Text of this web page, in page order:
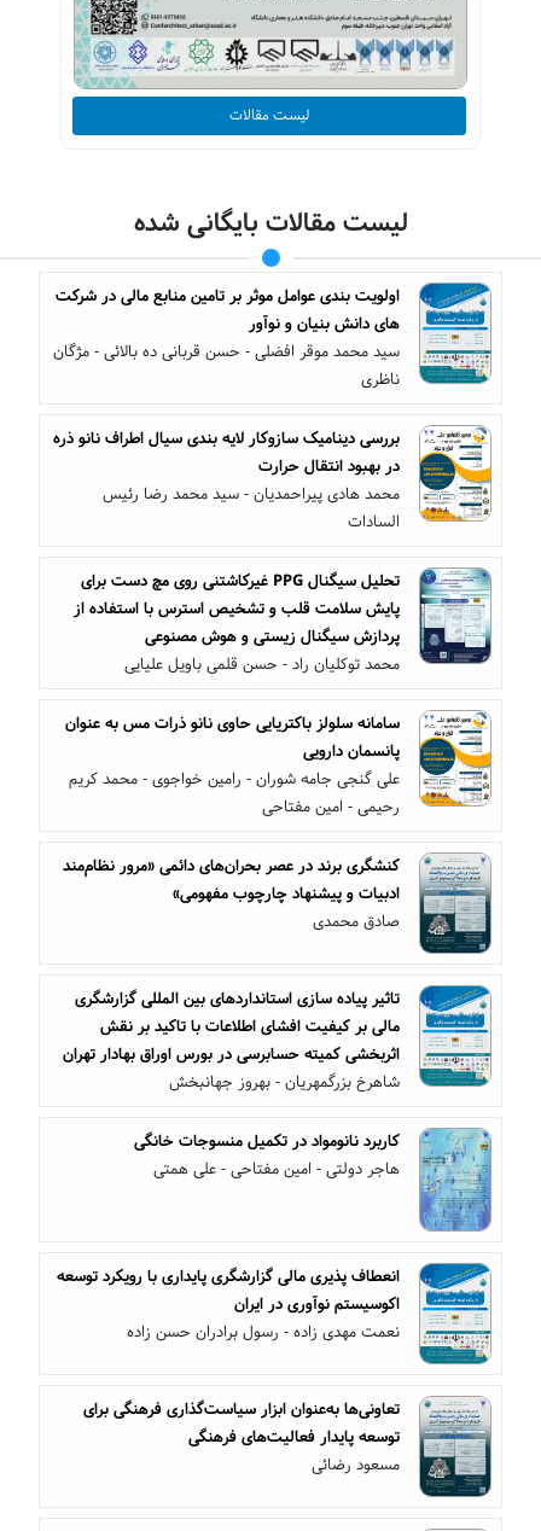
لیست مقالات
لیست مقالات بایگانی شده
اولویت بندی عوامل موثر بر تامین منابع مالی در شرکت
های دانش بنیان و نوآور
سید محمد موقر افضلی - حسن قربانی ده بالائی - مژگان
ناظری
بررسی دینامیک سازوکار لایه بندی سیال اطراف نانو ذره
در بهبود انتقال حرارت
محمد هادی پیراحمدیان - سید محمد رضا رئیس
السادات
تحلیل سیگنال PPG غیرکاشتنی روی مچ دست برای
پایش سلامت قلب و تشخیص استرس با استفاده از
پردازش سیگنال زیستی و هوش مصنوعی
محمد توکلیان راد - حسن قلمی باویل علیایی
سامانه سلولز باکتریایی حاوی نانو ذرات مس به عنوان
پانسمان دارویی
علی گنجی جامه شوران - رامین خواجوی - محمد کریم
رحیمی - امین مفتاحی
کنشگری برند در عصر بحران‌های دائمی «مرور نظام‌مند
ادبیات و پیشنهاد چارچوب مفهومی»
صادق محمدی
تاثیر پیاده سازی استانداردهای بین المللی گزارشگری
مالی بر کیفیت افشای اطلاعات با تاکید بر نقش
اثربخشی کمیته حسابرسی در بورس اوراق بهادار تهران
شاهرخ بزرگمهریان - بهروز جهانبخش
کاربرد نانومواد در تکمیل منسوجات خانگی
هاجر دولتی - امین مفتاحی - علی همتی
انعطاف پذیری مالی گزارشگری پایداری با رویکرد توسعه
اکوسیستم نوآوری در ایران
نعمت مهدی زاده - رسول برادران حسن زاده
تعاونی‌ها به‌عنوان ابزار سیاست‌گذاری فرهنگی برای
توسعه پایدار فعالیت‌های فرهنگی
مسعود رضائی